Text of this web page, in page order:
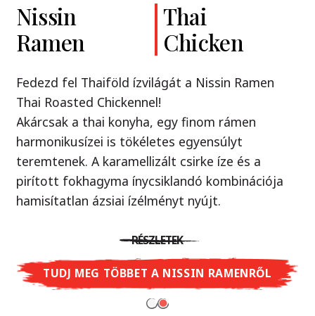
Cup Noodles
Soba
Classic
Örök klasszikus, új köntösben!
Ellenállhatatlan yakisoba tészta ízletes szója
szósszal, ami egy autentikus japán street food.
Próbáld ki Te is - mintha egy valódi ázsiai piacon
járnál, ahol a wok sercegését hallod minden
sarkon.
SOBA-RÓL
Nissin
Ramen
Thai
Chicken
Fedezd fel Thaiföld ízvilágát a Nissin Ramen
Thai Roasted Chickennel!
Akárcsak a thai konyha, egy finom rámen
harmonikusízei is tökéletes egyensúlyt
teremtenek. A karamellizált csirke íze és a
pirított fokhagyma ínycsiklandó kombinációja
hamisítatlan ázsiai ízélményt nyújt.
RÉSZLETEK
TUDJ MEG TÖBBET A NISSIN RAMENRŐL